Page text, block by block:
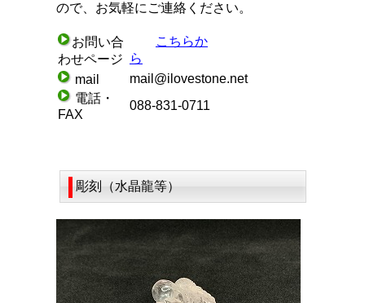
ので、お気軽にご連絡ください。
お問い合
わせページ
こちらか
ら
mail
mail@ilovestone.net
電話・
FAX
088-831-0711
彫刻（水晶龍等）